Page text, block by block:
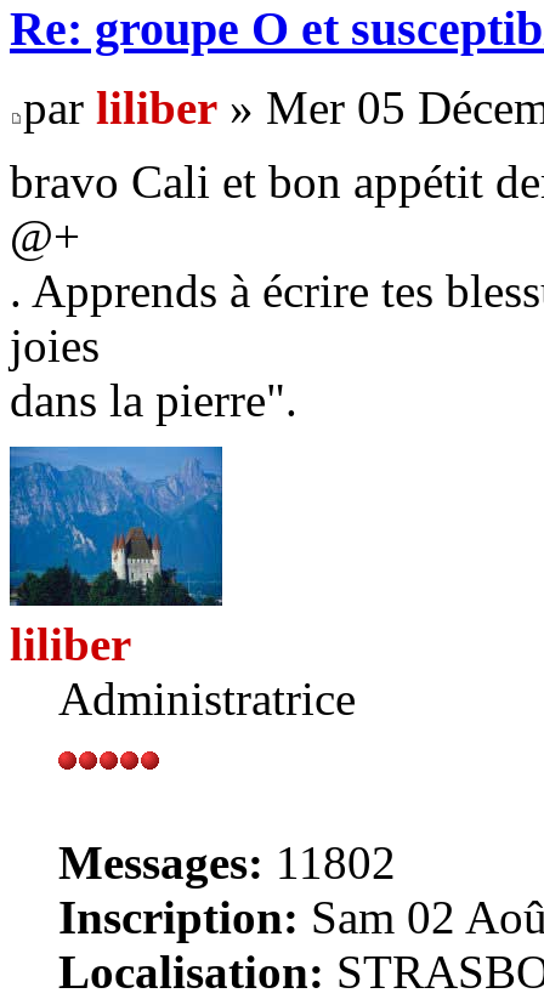
Re: groupe O et
par liliber » Mer 05
bravo Cali et bon appétit
@+
. Apprends à écrire tes
joies
dans la pierre".
liliber
Administratrice
Messages: 11802
Inscription: Sam 02
Localisation: